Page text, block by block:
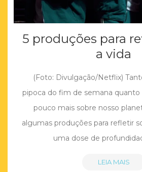
5 produções para
a vida
(Foto: Divulgação/Netflix)
pipoca do fim de semana quanto
pouco mais sobre nosso
algumas produções para refletir
uma dose de
LEIA MAIS